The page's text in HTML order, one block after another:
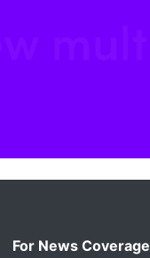
For News Coverage